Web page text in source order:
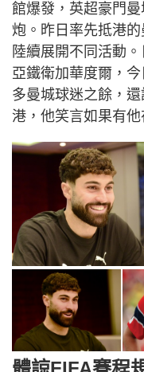
館爆發，英超豪門
炮。昨日率先抵港
陸續展開不同活動
亞鐵衛加華度爾，
多曼城球迷之餘，
港，他笑言如果有